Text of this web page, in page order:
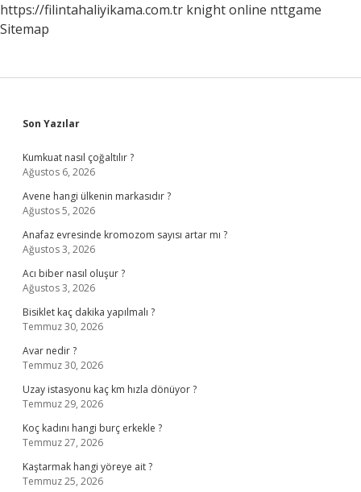
https://filintahaliyikama.com.tr knight online nttgame
Sitemap
Sidebar
Son Yazılar
Kumkuat nasıl çoğaltılır ?
Ağustos 6, 2026
Avene hangi ülkenin markasıdır ?
Ağustos 5, 2026
Anafaz evresinde kromozom sayısı artar mı ?
Ağustos 3, 2026
Acı biber nasıl oluşur ?
Ağustos 3, 2026
Bisiklet kaç dakika yapılmalı ?
Temmuz 30, 2026
Avar nedir ?
Temmuz 30, 2026
Uzay istasyonu kaç km hızla dönüyor ?
Temmuz 29, 2026
Koç kadını hangi burç erkekle ?
Temmuz 27, 2026
Kaştarmak hangi yöreye ait ?
Temmuz 25, 2026